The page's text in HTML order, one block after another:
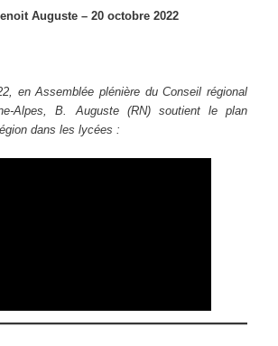
Auguste – 20 octobre 2022
en Assemblée plénière du Conseil régional
Alpes, B. Auguste (RN) soutient le plan
dans les lycées :